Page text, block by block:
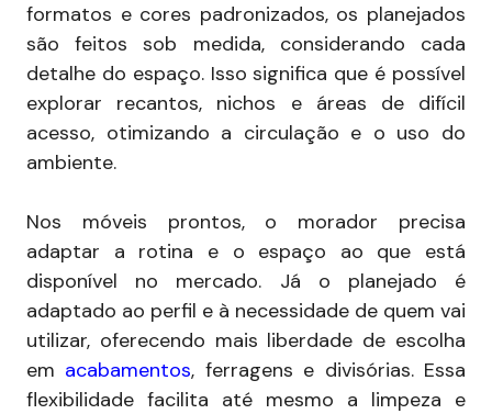
formatos e cores padronizados, os planejados
são feitos sob medida, considerando cada
detalhe do espaço. Isso significa que é possível
explorar recantos, nichos e áreas de difícil
acesso, otimizando a circulação e o uso do
ambiente.
Nos móveis prontos, o morador precisa
adaptar a rotina e o espaço ao que está
disponível no mercado. Já o planejado é
adaptado ao perfil e à necessidade de quem vai
utilizar, oferecendo mais liberdade de escolha
em acabamentos, ferragens e divisórias. Essa
flexibilidade facilita até mesmo a limpeza e